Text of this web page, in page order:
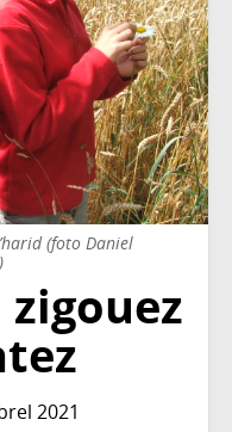
(foto Daniel
zigouez
2021